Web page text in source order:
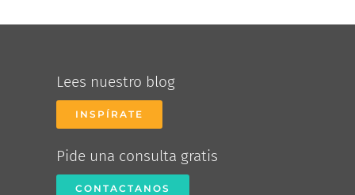
Lees nuestro blog
INSPÍRATE
Pide una consulta gratis
CONTACTANOS